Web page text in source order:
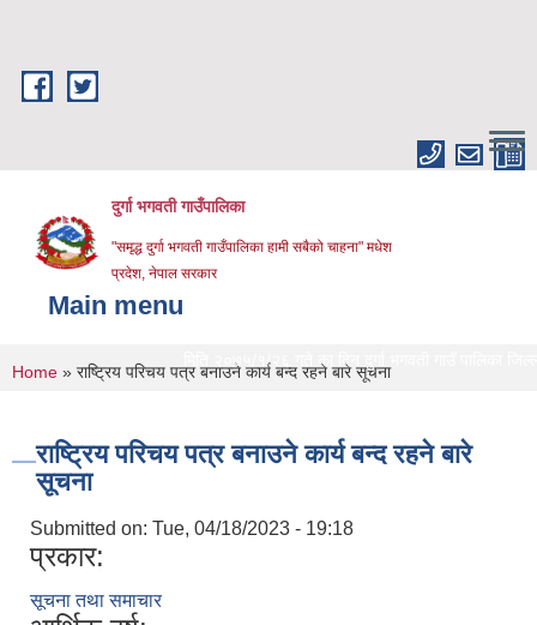
दुर्गा भगवती गाउँपालिका
"समृद्ध दुर्गा भगवती गाउँपालिका हामी सबैको चाहना" मधेश
प्रदेश, नेपाल सरकार
Main menu
मिति २०७५/१/२६ गते का दिन दुर्गा भगवती गाउँ पालिका
You are here
Home » राष्ट्रिय परिचय पत्र बनाउने कार्य बन्द रहने बारे सूचना
राष्ट्रिय परिचय पत्र बनाउने कार्य बन्द रहने बारे
सूचना
Submitted on: Tue, 04/18/2023 - 19:18
प्रकार:
सूचना तथा समाचार